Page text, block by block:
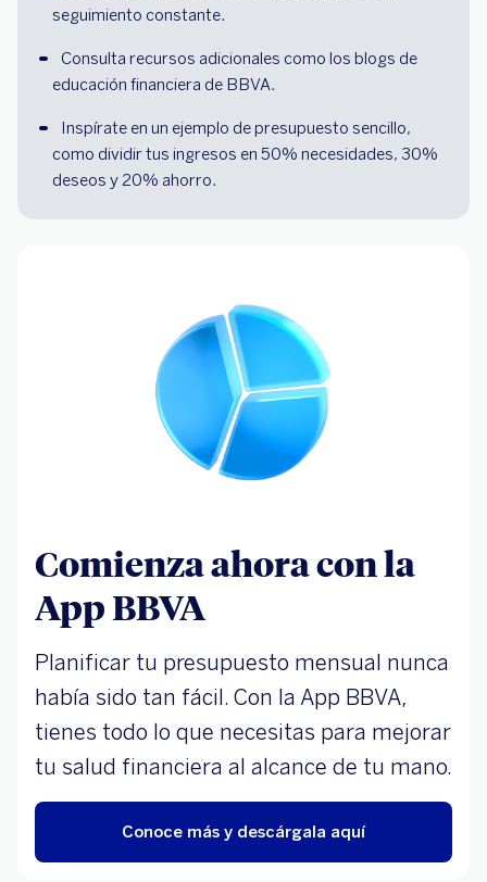
seguimiento constante.
Consulta recursos adicionales como los blogs de
educación financiera de BBVA.
Inspírate en un ejemplo de presupuesto sencillo,
como dividir tus ingresos en 50% necesidades, 30%
deseos y 20% ahorro.
Comienza ahora con la
App BBVA
Planificar tu presupuesto mensual nunca
había sido tan fácil. Con la App BBVA,
tienes todo lo que necesitas para mejorar
tu salud financiera al alcance de tu mano.
Conoce más y descárgala aquí